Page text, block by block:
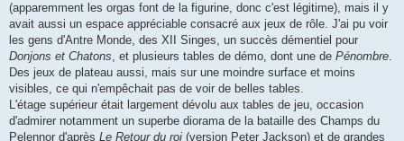
(apparemment les orgas font de la figurine, donc c'est légitime), mais il y
avait aussi un espace appréciable consacré aux jeux de rôle. J'ai pu voir
les gens d'Antre Monde, des XII Singes, un succès démentiel pour
Donjons et Chatons, et plusieurs tables de démo, dont une de Pénombre.
Des jeux de plateau aussi, mais sur une moindre surface et moins
visibles, ce qui n'empêchait pas de voir de belles tables.
L'étage supérieur était largement dévolu aux tables de jeu, occasion
d'admirer notamment un superbe diorama de la bataille des Champs du
Pelennor d'après Le Retour du roi (version Peter Jackson) et de grandes